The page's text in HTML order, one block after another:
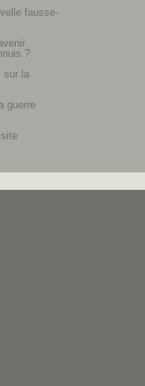
fausse-
?
sur la
guerre